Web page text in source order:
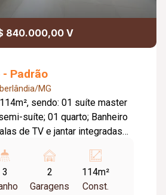
840.000,00 V
Padrão
MG
sendo: 01 suíte master
suíte; 01 quarto; Banheiro
de TV e jantar integradas
soltas (até 04 carros).
sendo: 01 suíte master
suítes; Banheiro social;
3
2
Garagens
114m²
Const.